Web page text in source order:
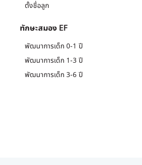
ตั้งชื่อลูก
ทักษะสมอง EF
พัฒนาการเด็ก 0-1 ปี
พัฒนาการเด็ก 1-3 ปี
พัฒนาการเด็ก 3-6 ปี